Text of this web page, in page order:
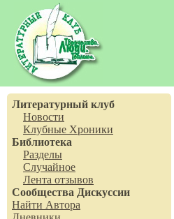
Литературный клуб
Новости
Клубные Хроники
Библиотека
Разделы
Случайное
Лента отзывов
Сообщества Дискуссии
Найти Автора